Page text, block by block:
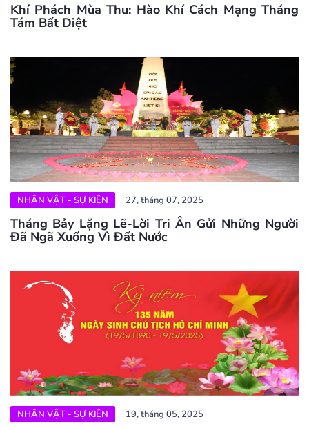
Khí Phách Mùa Thu: Hào Khí Cách Mạng Tháng
Tám Bất Diệt
NHÂN VẬT - SỰ KIỆN 27, tháng 07, 2025
Tháng Bảy Lặng Lẽ-Lời Tri Ân Gửi Những Người
Đã Ngã Xuống Vì Đất Nước
NHÂN VẬT - SỰ KIỆN 19, tháng 05, 2025